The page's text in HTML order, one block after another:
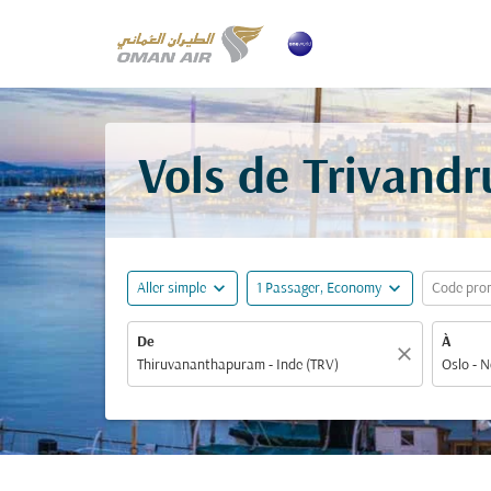
Vols de
Aller simple expand_more 1 Passager, Economy expand_more Code
De
close
À